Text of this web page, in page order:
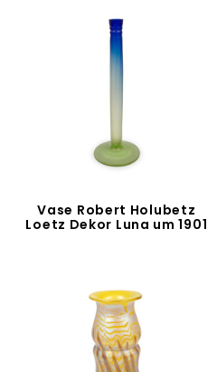
Vase Robert Holubetz
Loetz Dekor Luna um 1901